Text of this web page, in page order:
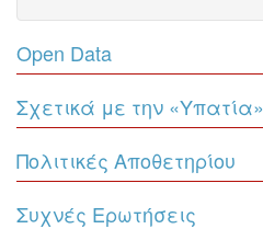
Open Data
Σχετικά με την «Υπατία»
Πολιτικές Αποθετηρίου
Συχνές Ερωτήσεις